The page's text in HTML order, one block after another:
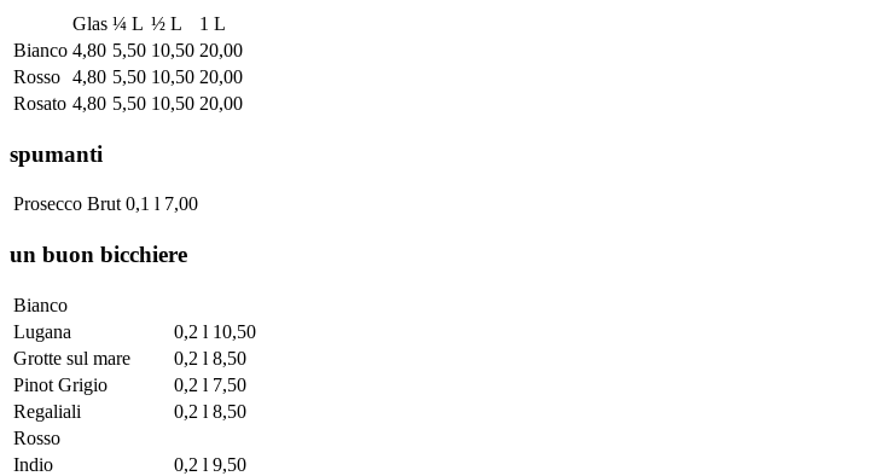
Glas ¼ L ½ L
1 L
Bianco 4,80 5,50 10,50 20,00
Rosso 4,80 5,50 10,50 20,00
Rosato 4,80 5,50 10,50 20,00
spumanti
Prosecco Brut 0,1 l 7,00
un buon bicchiere
Bianco
Lugana
0,2 l 10,50
Grotte sul mare
0,2 l 8,50
Pinot Grigio
0,2 l 7,50
Regaliali
0,2 l 8,50
Rosso
Indio
0,2 l 9,50